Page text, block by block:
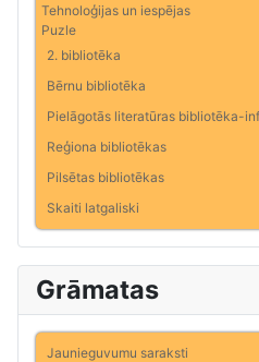
Tehnoloģijas un iespējas
Puzle
2. bibliotēka
Bērnu bibliotēka
Pielāgotās literatūras bibliotēka-
Reģiona bibliotēkas
Pilsētas bibliotēkas
Skaiti latgaliski
Grāmatas
Jaunieguvumu saraksti